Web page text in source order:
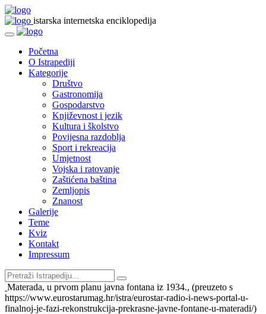
istarska internetska enciklopedija
Početna
O Istrapediji
Kategorije
Društvo
Gastronomija
Gospodarstvo
Književnost i jezik
Kultura i školstvo
Povijesna razdoblja
Sport i rekreacija
Umjetnost
Vojska i ratovanje
Zaštićena baština
Zemljopis
Znanost
Galerije
Teme
Kviz
Kontakt
Impressum
Materada, u prvom planu javna fontana iz 1934., (preuzeto s
https://www.eurostarumag.hr/istra/eurostar-radio-i-news-portal-u-
finalnoj-je-fazi-rekonstrukcija-prekrasne-javne-fontane-u-materadi/)